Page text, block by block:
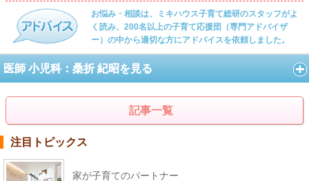
お悩み・相談は、ミキハウス子育て総研のスタッフがよ
く読み、200名以上の子育て応援団（専門アドバイザ
ー）の中から適切な方にアドバイスを依頼しました。
医師 小児科：桑折 紀昭を見る
記事一覧
注目トピックス
家が子育てのパートナー